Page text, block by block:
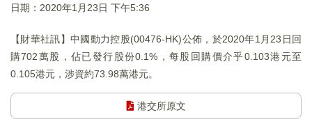
日期：2020年1月23日 下午5:36
【財華社訊】中國動力控股(00476-HK)公佈，於2020年1月23日回
購702萬股，佔已發行股份0.1%，每股回購價介乎0.103港元至
0.105港元，涉資約73.98萬港元。
港交所原文